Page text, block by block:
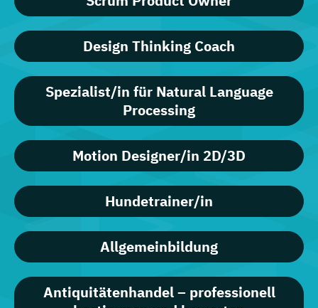
Design Thinking Coach
Spezialist/in für Natural Language
Processing
Motion Designer/in 2D/3D
Hundetrainer/in
Allgemeinbildung
Antiquitätenhandel – professionell